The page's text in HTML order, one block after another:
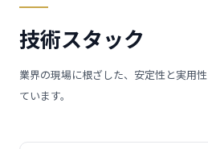
技術スタック
業界の現場に根ざした、安定性と実用
ています。